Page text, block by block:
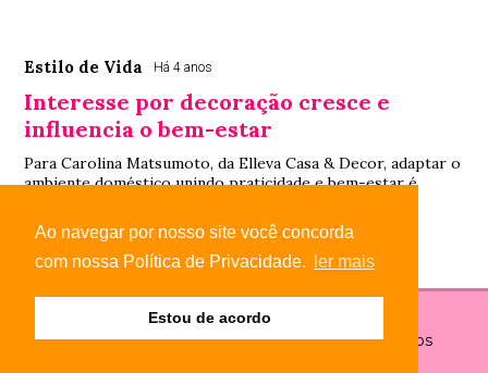
Ao navegar por nosso site você concorda
com nossa Política de Privacidade.
ler mais
Estou de acordo
Estilo de Vida Há 4 anos
Interesse por decoração cresce e
influencia o bem-estar
Para Carolina Matsumoto, da Elleva Casa & Decor, adaptar o
ambiente doméstico unindo praticidade e bem-estar é
© Copyright 2026 - Portal NCO - Todos os direitos